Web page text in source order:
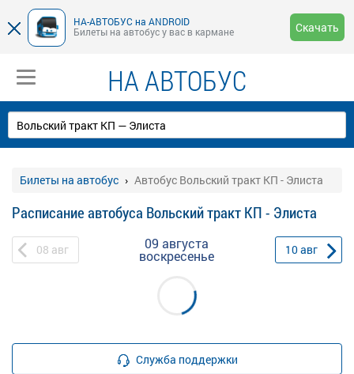
НА-АВТОБУС на ANDROID
Билеты на автобус у вас в кармане
Скачать
НА АВТОБУС
Билеты на автобус Автобус Вольский тракт КП - Элиста
Расписание автобуса Вольский тракт КП - Элиста
08 авг 09 августа
воскресенье 10авг
Служба поддержки